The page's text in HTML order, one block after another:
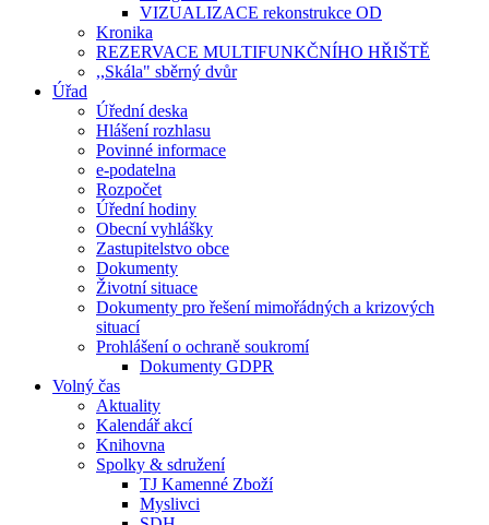
VIZUALIZACE rekonstrukce OD
Kronika
REZERVACE MULTIFUNKČNÍHO HŘIŠTĚ
,,Skála" sběrný dvůr
Úřad
Úřední deska
Hlášení rozhlasu
Povinné informace
e-podatelna
Rozpočet
Úřední hodiny
Obecní vyhlášky
Zastupitelstvo obce
Dokumenty
Životní situace
Dokumenty pro řešení mimořádných a krizových
situací
Prohlášení o ochraně soukromí
Dokumenty GDPR
Volný čas
Aktuality
Kalendář akcí
Knihovna
Spolky & sdružení
TJ Kamenné Zboží
Myslivci